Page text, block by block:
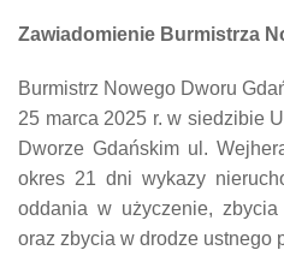
Zawiadomienie Burmistrza
Burmistrz Nowego Dworu
25 marca 2025 r. w siedzibie
Dworze Gdańskim ul.
okres 21 dni wykazy
oddania w użyczenie,
oraz zbycia w drodze ustnego